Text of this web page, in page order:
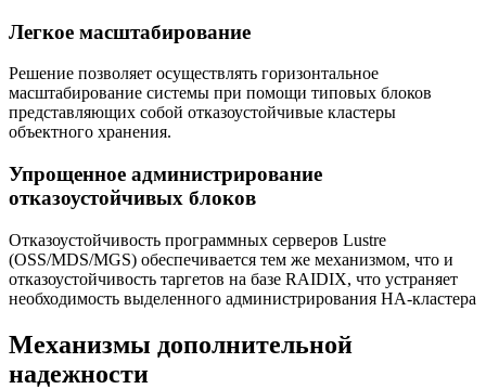
Легкое масштабирование
Решение позволяет осуществлять горизонтальное
масштабирование системы при помощи типовых блоков
представляющих собой отказоустойчивые кластеры
объектного хранения.
Упрощенное администрирование
отказоустойчивых блоков
Отказоустойчивость программных серверов Lustre
(OSS/MDS/MGS) обеспечивается тем же механизмом, что и
отказоустойчивость таргетов на базе RAIDIX, что устраняет
необходимость выделенного администрирования HA-кластера
Механизмы дополнительной
надежности